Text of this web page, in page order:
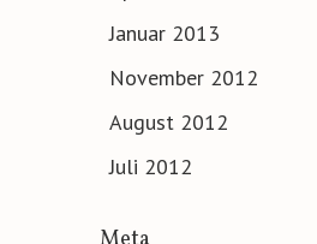
Januar 2013
November 2012
August 2012
Juli 2012